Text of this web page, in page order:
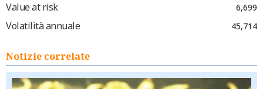
Value at risk 6,699
Volatilità annuale 45,714
Notizie correlate